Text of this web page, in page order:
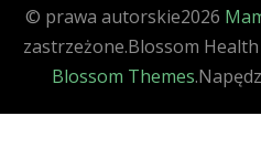
© prawa autorskie2026
zastrzeżone.Blossom
Blossom Themes